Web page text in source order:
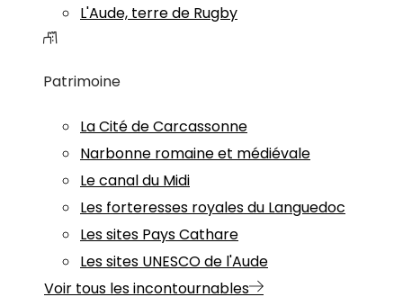
L'Aude, terre de Rugby
Patrimoine
La Cité de Carcassonne
Narbonne romaine et médiévale
Le canal du Midi
Les forteresses royales du Languedoc
Les sites Pays Cathare
Les sites UNESCO de l'Aude
Voir tous les incontournables